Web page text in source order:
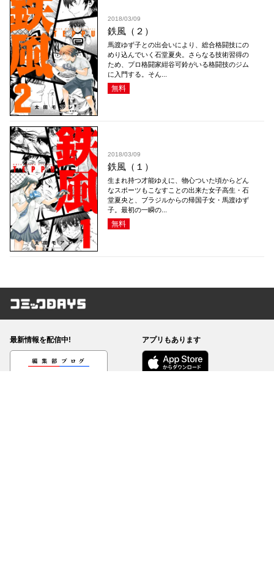
2018/03/09
鉄風（２）
馬渡ゆず子との出会いにより、総合格闘技にの
めり込んでいく石堂夏央。さらなる技術習得の
ため、プロ格闘家紺谷可鈴がいる格闘技のジム
に入門する。そん...
無料
2018/03/09
鉄風（１）
生まれ持つ才能ゆえに、物心ついた頃からどん
なスポーツもこなすことの出来た女子高生・石
堂夏央と、ブラジルからの帰国子女・馬渡ゆず
子。最初の一瞬の...
無料
コミックDAYS
最新情報を配信中!
編集部ブログ
アプリもあります